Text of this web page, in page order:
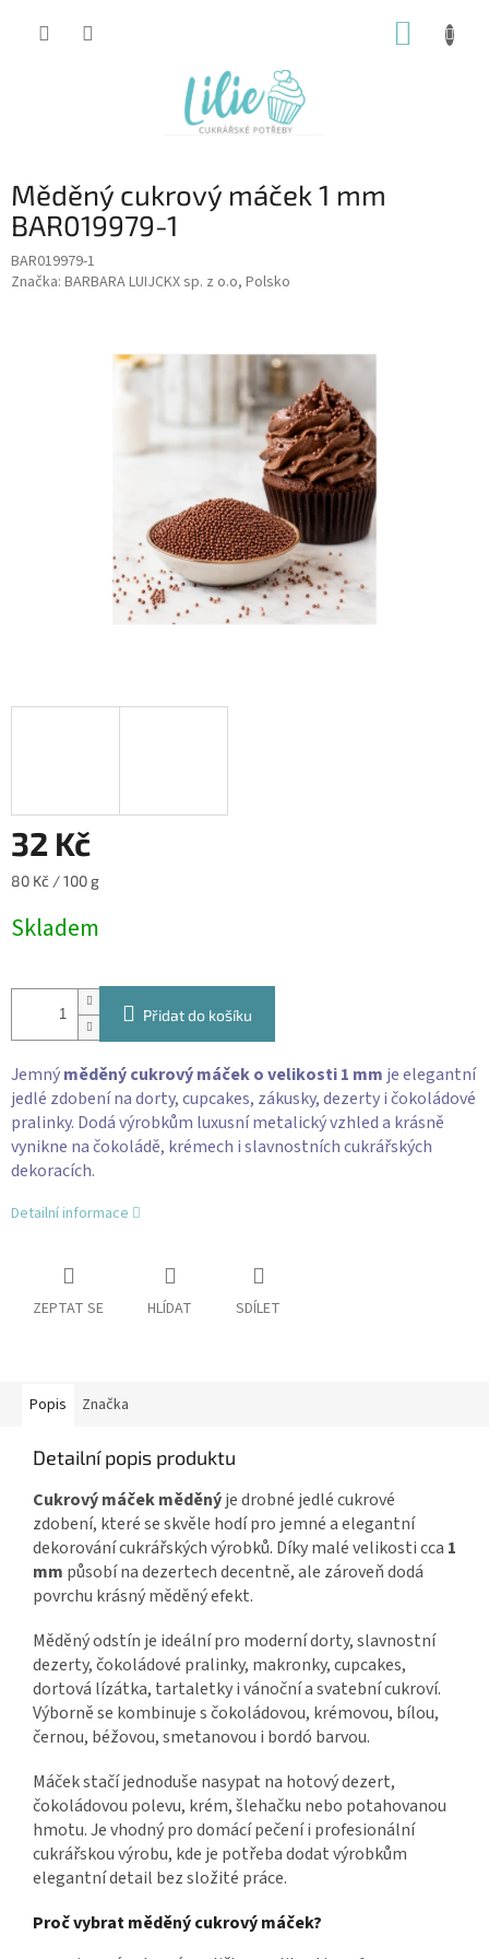
Měděný cukrový máček 1 mm
BAR019979-1
BAR019979-1
Značka: BARBARA LUIJCKX sp. z o.o, Polsko
32 Kč
Měrná
80 Kč / 100 g
Skladem
Přidat do košíku
Jemnýměděný cukrový máček o velikosti 1 mm je elegantní
jedlé zdobení na dorty, cupcakes, zákusky, dezerty i čokoládové
pralinky. Dodá výrobkům luxusní metalický vzhled a krásně
vynikne na čokoládě, krémech i slavnostních cukrářských
dekoracích.
Detailní informace
ZEPTAT SE HLÍDAT SDÍLET
Popis Značka
Detailní popis produktu
Cukrový máček měděnýje drobné jedlé cukrové
zdobení, které se skvěle hodí pro jemné a elegantní
dekorování cukrářských výrobků. Díky malé velikosti cca 1
mm působí na dezertech decentně, ale zároveň dodá
povrchu krásný měděný efekt.
Měděný odstín je ideální pro moderní dorty, slavnostní
dezerty, čokoládové pralinky, makronky, cupcakes,
dortová lízátka, tartaletky i vánoční a svatební cukroví.
Výborně se kombinuje s čokoládovou, krémovou, bílou,
černou, béžovou, smetanovou i bordó barvou.
Máček stačí jednoduše nasypat na hotový dezert,
čokoládovou polevu, krém, šlehačku nebo potahovanou
hmotu. Je vhodný pro domácí pečení i profesionální
cukrářskou výrobu, kde je potřeba dodat výrobkům
elegantní detail bez složité práce.
Proč vybrat měděný cukrový máček?